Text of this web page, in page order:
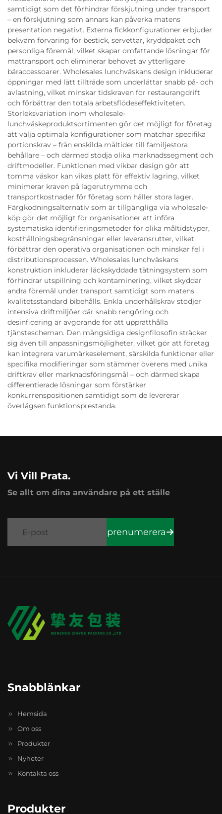
samtidigt som det förhindrar förskjutning under transport
– en förskjutning som annars kan påverka matens
presentation negativt. Externa fickkonfigurationer erbjuder
bekväm förvaring för bestick, servettar, kryddpaket och
personliga föremål, vilket skapar omfattande lösningar för
mattransport och eliminerar behovet av ytterligare
bäraccessoarer. Wholesales lunchväskans design inkluderar
öppningar med lätt tillträde som underlättar snabb på- och
avlastning, vilket minskar tidskraven för restaurangdrift
och förbättrar den totala arbetsflödeseffektiviteten.
Storleksvariation inom wholesale-
lunchväskeproduktsortimenten gör det möjligt for företag
att välja optimala konfigurationer som matchar specifika
portionskrav – från enskilda måltider till familjestora
behållare – och därmed stödja olika marknadssegment och
driftmodeller. Funktionen med vikbar design gör att
tomma väskor kan vikas platt för effektiv lagring, vilket
minimerar kraven på lagerutrymme och
transportkostnader för företag som håller stora lager.
Färgkodningsalternativ som är tillgängliga via wholesale-
köp gör det möjligt för organisationer att införa
systematiska identifieringsmetoder för olika måltidstyper,
kosthållningsbegränsningar eller leveransrutter, vilket
förbättrar den operativa organisationen och minskar fel i
distributionsprocessen. Wholesales lunchväskans
konstruktion inkluderar läckskyddade tätningsystem som
förhindrar utspillning och kontaminering, vilket skyddar
andra föremål under transport samtidigt som matens
kvalitetsstandard bibehålls. Enkla underhållskrav stödjer
intensiva driftmiljöer där snabb rengöring och
desinficering är avgörande för att upprätthålla
tjänstescheman. Den mångsidiga designfilosofin sträcker
sig även till anpassningsmöjligheter, vilket gör att företag
kan integrera varumärkeselement, särskilda funktioner eller
specifika modifieringar som stämmer överens med unika
driftkrav eller marknadsföringsmål – och därmed skapa
differentierade lösningar som förstärker
konkurrenspositionen samtidigt som de levererar
överlägsen funktionsprestanda.
Vi Vill Prata.
Se allt om dina användare på ett ställe
prenumerera
Snabblänkar
Hemsida
Om oss
Produkter
Nyheter
Kontakta oss
Produkter